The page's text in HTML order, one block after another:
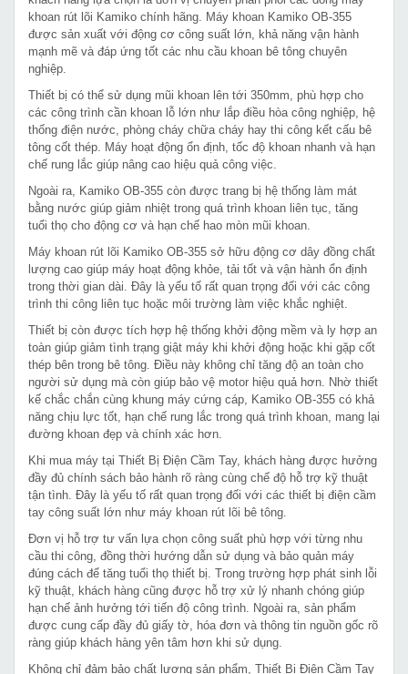
khoan rút lõi Kamiko chính hãng. Máy khoan Kamiko OB-355
được sản xuất với động cơ công suất lớn, khả năng vận hành
mạnh mẽ và đáp ứng tốt các nhu cầu khoan bê tông chuyên
nghiệp.
Thiết bị có thể sử dụng mũi khoan lên tới 350mm, phù hợp cho
các công trình cần khoan lỗ lớn như lắp điều hòa công nghiệp, hệ
thống điện nước, phòng cháy chữa cháy hay thi công kết cấu bê
tông cốt thép. Máy hoạt động ổn định, tốc độ khoan nhanh và hạn
chế rung lắc giúp nâng cao hiệu quả công việc.
Ngoài ra, Kamiko OB-355 còn được trang bị hệ thống làm mát
bằng nước giúp giảm nhiệt trong quá trình khoan liên tục, tăng
tuổi thọ cho động cơ và hạn chế hao mòn mũi khoan.
Máy khoan rút lõi Kamiko OB-355 sở hữu động cơ dây đồng chất
lượng cao giúp máy hoạt động khỏe, tải tốt và vận hành ổn định
trong thời gian dài. Đây là yếu tố rất quan trọng đối với các công
trình thi công liên tục hoặc môi trường làm việc khắc nghiệt.
Thiết bị còn được tích hợp hệ thống khởi động mềm và ly hợp an
toàn giúp giảm tình trạng giật máy khi khởi động hoặc khi gặp cốt
thép bên trong bê tông. Điều này không chỉ tăng độ an toàn cho
người sử dụng mà còn giúp bảo vệ motor hiệu quả hơn. Nhờ thiết
kế chắc chắn cùng khung máy cứng cáp, Kamiko OB-355 có khả
năng chịu lực tốt, hạn chế rung lắc trong quá trình khoan, mang lại
đường khoan đẹp và chính xác hơn.
Khi mua máy tại Thiết Bị Điện Cầm Tay, khách hàng được hưởng
đầy đủ chính sách bảo hành rõ ràng cùng chế độ hỗ trợ kỹ thuật
tận tình. Đây là yếu tố rất quan trọng đối với các thiết bị điện cầm
tay công suất lớn như máy khoan rút lõi bê tông.
Đơn vị hỗ trợ tư vấn lựa chọn công suất phù hợp với từng nhu
cầu thi công, đồng thời hướng dẫn sử dụng và bảo quản máy
đúng cách để tăng tuổi thọ thiết bị. Trong trường hợp phát sinh lỗi
kỹ thuật, khách hàng cũng được hỗ trợ xử lý nhanh chóng giúp
hạn chế ảnh hưởng tới tiến độ công trình. Ngoài ra, sản phẩm
được cung cấp đầy đủ giấy tờ, hóa đơn và thông tin nguồn gốc rõ
ràng giúp khách hàng yên tâm hơn khi sử dụng.
Không chỉ đảm bảo chất lượng sản phẩm, Thiết Bị Điện Cầm Tay